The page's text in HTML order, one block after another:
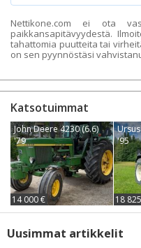
Nettikone.com ei ota
paikkansapitävyydestä.
tahattomia puutteita tai
on sen pyynnöstäsi
Katsotuimmat
John Deere 4230 (6.6)
'79
14 000 €
'95
18
Uusimmat artikkelit